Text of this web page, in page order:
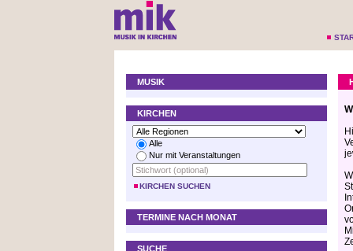
MUSIK
KIRCHEN
Alle
Nur mit Veranstaltungen
KIRCHEN SUCHEN
TERMINE NACH MONAT
SUCHE